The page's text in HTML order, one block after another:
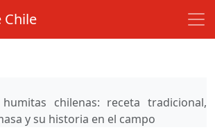
Chile
chilenas: receta tradicional,
y su historia en el campo